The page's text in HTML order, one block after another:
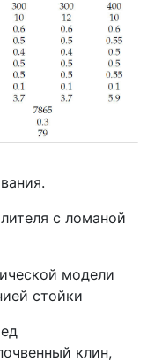
с ломаной
модели
стойки
клин,